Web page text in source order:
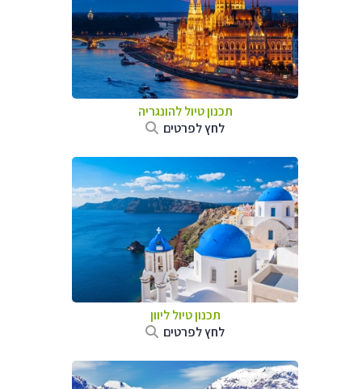
תכנון טיול להונגריה
לחץ לפרטים
תכנון טיול ליוון
לחץ לפרטים